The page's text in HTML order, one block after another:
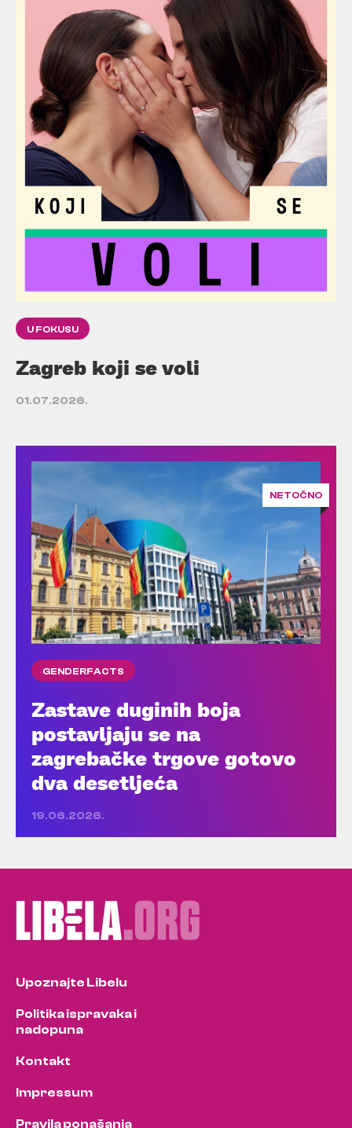
U FOKUSU
Zagreb koji se voli
01.07.2026.
NETOČNO
GENDERFACTS
Zastave duginih boja
postavljaju se na
zagrebačke trgove gotovo
dva desetljeća
19.06.2026.
Upoznajte Libelu
Politika ispravaka i
nadopuna
Kontakt
Impressum
Pravila ponašanja